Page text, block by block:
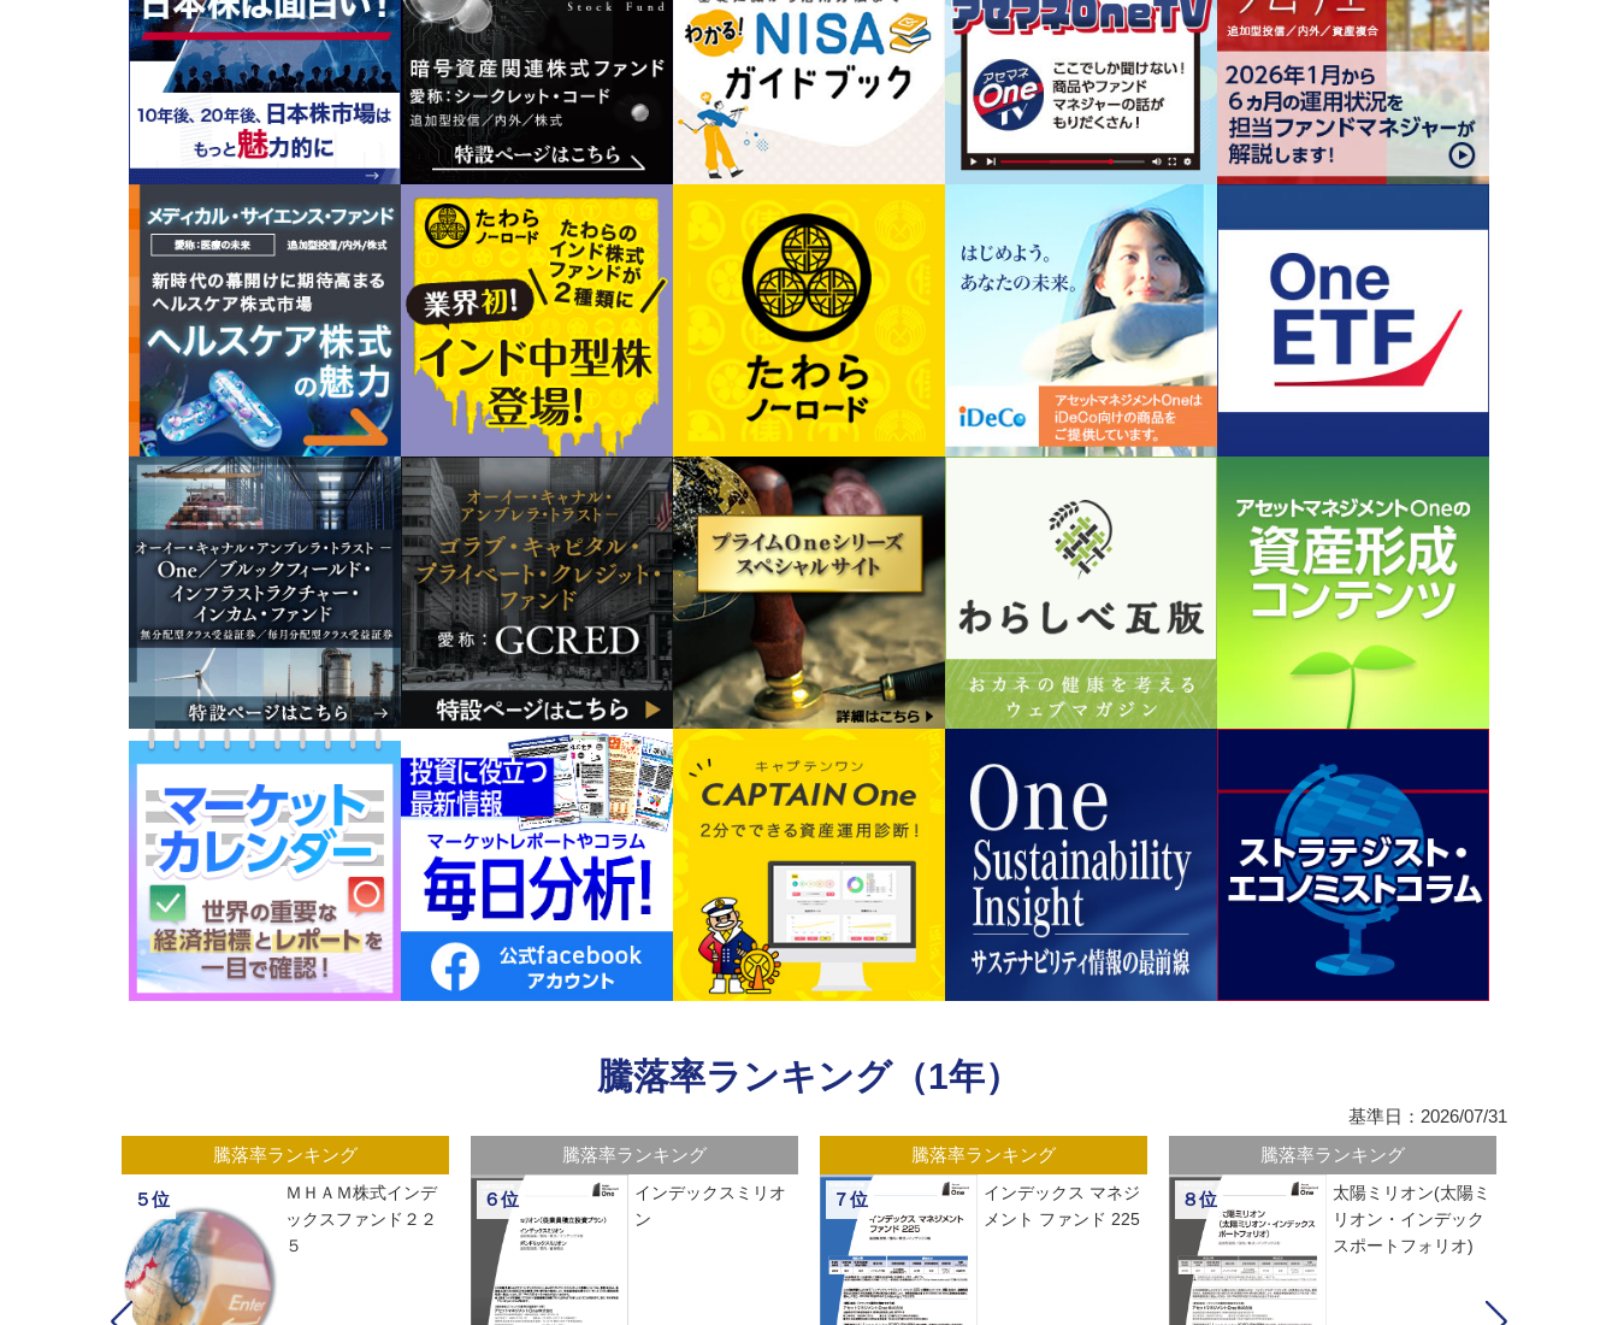
騰落率ランキング（1年）
基準日：2026/07/31
騰落率ランキング
５位
ＭＨＡＭ株式インデ
ックスファンド２２
５
騰落率ランキング
６位
インデックスミリオ
ン
騰落率ランキング
７位
インデックス マネジ
メント ファンド 225
騰落率ランキング
８位
太陽ミリオン(太陽ミ
リオン・インデック
スポートフォリオ)